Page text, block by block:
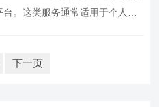
。这类服务通常适用于个人博
下一页